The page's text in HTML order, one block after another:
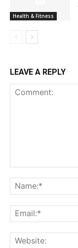
Health & Fitness
LEAVE A REPLY